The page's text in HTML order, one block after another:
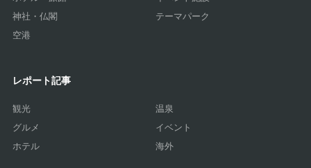
神社・仏閣
テーマパーク
空港
レポート記事
観光
温泉
グルメ
イベント
ホテル
海外